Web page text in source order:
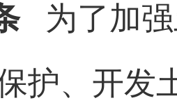
为了加
护、开发